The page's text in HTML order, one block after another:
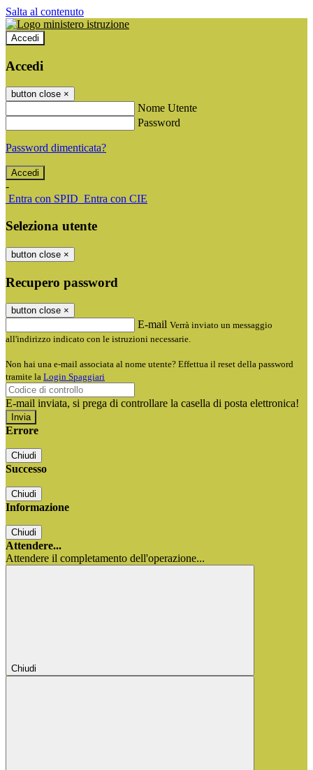
Salta al contenuto
Accedi
Accedi
button close ×
Nome Utente
Password
Password dimenticata?
-
Entra con SPID Entra con CIE
Seleziona utente
button close ×
Recupero password
button close ×
E-mail Verrà inviato un messaggio
all'indirizzo indicato con le istruzioni necessarie.
Non hai una e-mail associata al nome utente? Effettua il reset della password
tramite la Login Spaggiari
E-mail inviata, si prega di controllare la casella di posta elettronica!
Errore
Chiudi
Successo
Chiudi
Informazione
Chiudi
Attendere...
Attendere il completamento dell'operazione...
Chiudi